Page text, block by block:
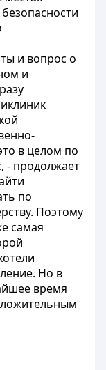
и вопрос о
и
в целом по
- продолжает
по
Поэтому
самая
Но в
время